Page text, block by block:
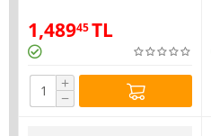
1,48945TL
+
−